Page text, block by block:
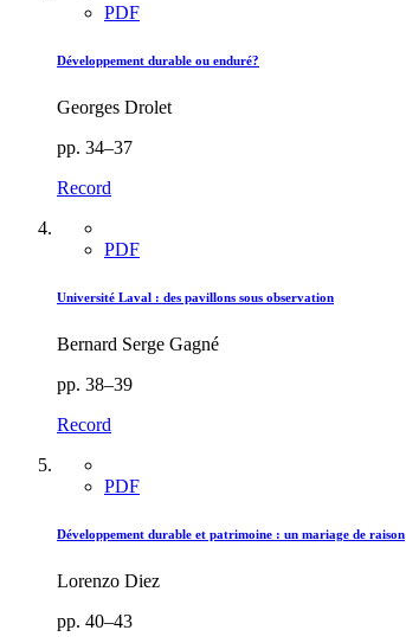
PDF
Développement durable ou enduré?
Georges Drolet
pp. 34–37
Record
PDF
Université Laval : des pavillons sous observation
Bernard Serge Gagné
pp. 38–39
Record
PDF
Développement durable et patrimoine : un mariage de raison
Lorenzo Diez
pp. 40–43